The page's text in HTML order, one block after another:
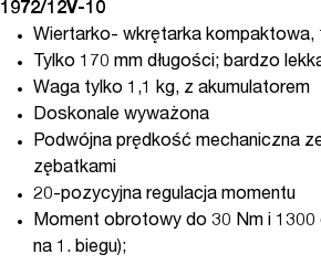
1972/12V-10
Wiertarko- wkrętarka kompaktowa,
Tylko 170 mm długości; bardzo
Waga tylko 1,1 kg, z akumulatorem
Doskonale wyważona
Podwójna prędkość mechaniczna
zębatkami
20-pozycyjna regulacja momentu
Moment obrotowy do 30 Nm i 1300
na 1. biegu);